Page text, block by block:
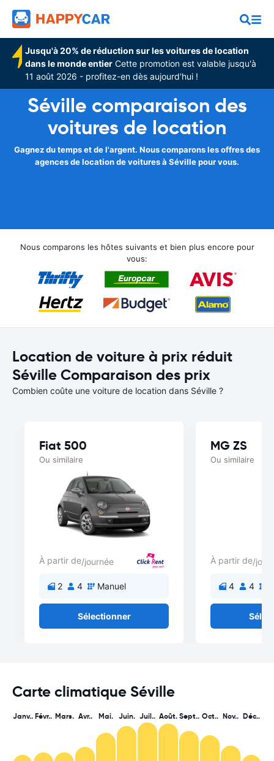
Jusqu'à 20% de réduction sur les voitures de location
dans le monde entier Cette promotion est valable jusqu'à
11 août 2026 - profitez-en dès aujourd'hui !
Séville comparaison des
voitures de location
Gagnez du temps et de l'argent. Nous comparons les offres des
agences de location de voitures à Séville pour vous.
Nous comparons les hôtes suivants et bien plus encore pour
vous:
Location de voiture à prix réduit
Séville Comparaison des prix
Combien coûte une voiture de location dans Séville ?
Fiat 500
Ou similaire
À partir de/journée
2 4 Manuel
Sélectionner
MG ZS
Ou similaire
À partir de/
4 4
Carte climatique Séville
Janv.. Févr.. Mars. Avr.. Mai. Juin. Juil.. Août. Sept.. Oct.. Nov.. Déc..